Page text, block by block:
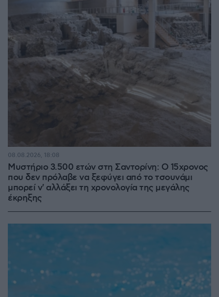
Μυστήριο 3.500 ετών στη Σαντορίνη: Ο 15χρονος
που δεν πρόλαβε να ξεφύγει από το τσουνάμι
μπορεί ν' αλλάξει τη χρονολογία της μεγάλης
έκρηξης
08.08.2026, 18:08